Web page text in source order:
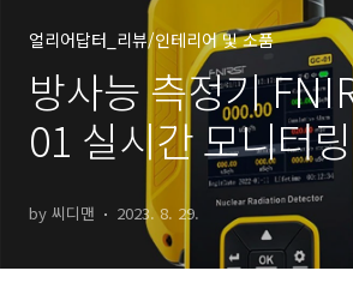
얼리어답터_리뷰/인테리어 및 소품
방사능 측정기
01 실시간 모니터
by 씨디맨 2023. 8. 29.